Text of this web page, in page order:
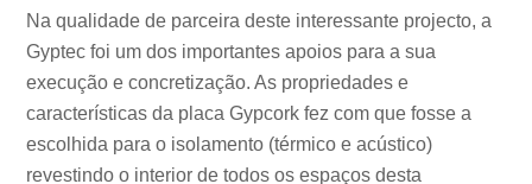
Na qualidade de parceira deste interessante projecto, a
Gyptec foi um dos importantes apoios para a sua
execução e concretização. As propriedades e
características da placa Gypcork fez com que fosse a
escolhida para o isolamento (térmico e acústico)
revestindo o interior de todos os espaços desta